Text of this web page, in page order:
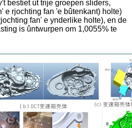
bestiet út trije groepen sliders,
e rjochting fan 'e bûtenkant) holte)
fan' e ynderlike holte), en de
is ûntwurpen om 1,0055% te